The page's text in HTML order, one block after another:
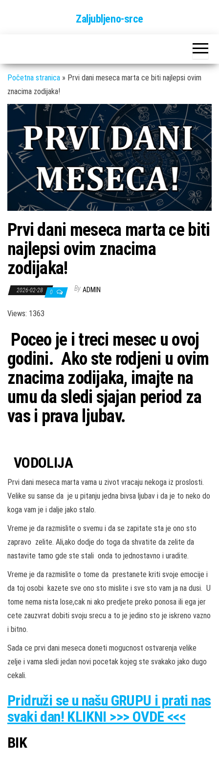
Zaljubljeno-srce
Početna stranica » Prvi dani meseca marta ce biti najlepsi ovim
znacima zodijaka!
Prvi dani meseca marta ce biti
najlepsi ovim znacima
zodijaka!
2026-02-28 0 By ADMIN
Views: 1363
Poceo je i treci mesec u ovoj
godini. Ako ste rodjeni u ovim
znacima zodijaka, imajte na
umu da sledi sjajan period za
vas i prava ljubav.
VODOLIJA
Prvi dani meseca marta vama u zivot vracaju nekoga iz proslosti.
Velike su sanse da je u pitanju jedna bivsa ljubav i da je to neko do
koga vam je i dalje jako stalo.
Vreme je da razmislite o svemu i da se zapitate sta je ono sto
zapravo zelite. Ali,ako dodje do toga da shvatite da zelite da
nastavite tamo gde ste stali onda to jednostavno i uradite.
Vreme je da razmislite o tome da prestanete kriti svoje emocije i
da toj osobi kazete sve ono sto mislite i sve sto vam ja na dusi. U
tome nema nista lose,cak ni ako predjete preko ponosa ili ega jer
cete zauzvrat dobiti svoju srecu a to je jedino sto je iskreno vazno
i bitno.
Sada ce prvi dani meseca doneti mogucnost ostvarenja velike
zelje i vama sledi jedan novi pocetak kojeg ste svakako jako dugo
cekali.
Pridruži se u našu GRUPU i prati nas
svaki dan! KLIKNI >>> OVDE <<<
BIK